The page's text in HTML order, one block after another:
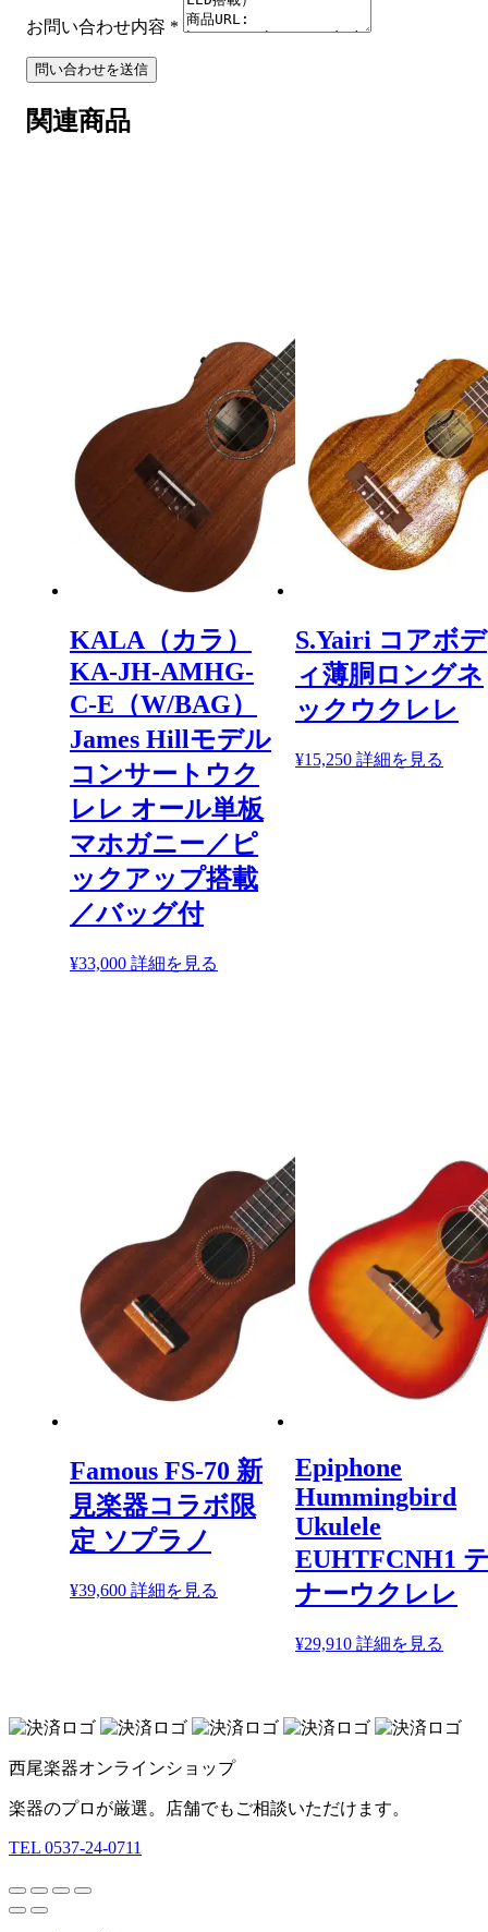
お問い合わせ内容 *
問い合わせを送信
関連商品
KALA（カラ）
KA-JH-AMHG-
C-E（W/BAG）
James Hillモデル
コンサートウク
レレ オール単板
マホガニー／ピ
ックアップ搭載
／バッグ付
¥33,000 詳細を見る
S.Yairi コアボデ
ィ薄胴ロングネ
ックウクレレ
¥15,250 詳細を見る
Famous FS-70 新
見楽器コラボ限
定 ソプラノ
¥39,600 詳細を見る
Epiphone
Hummingbird
Ukulele
EUHTFCNH1
ナーウクレレ
¥29,910 詳細を見る
西尾楽器オンラインショップ
楽器のプロが厳選。店舗でもご相談いただけます。
TEL 0537-24-0711